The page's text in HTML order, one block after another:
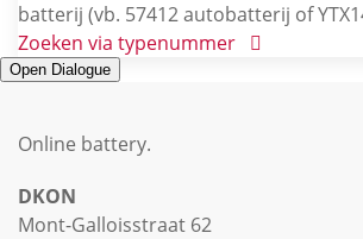
batterij (vb. 57412 autobatterij of
Zoeken via typenummer
Open Dialogue
Online battery.
DKON
Mont-Galloisstraat 62